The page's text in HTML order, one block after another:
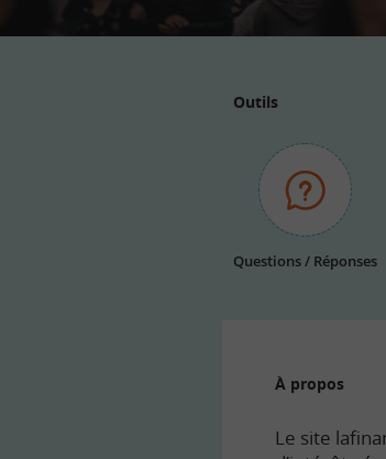
Outils
Questions / Réponses
À propos
Le site